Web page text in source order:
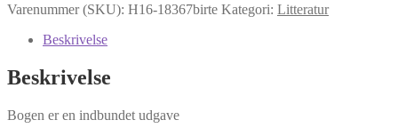
kr. 30.00.kr. 15.00.
Varenummer (SKU): H16-18367birte Kategori: Litteratur
Beskrivelse
Beskrivelse
Bogen er en indbundet udgave